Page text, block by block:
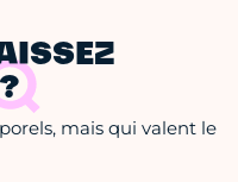
mais qui valent le